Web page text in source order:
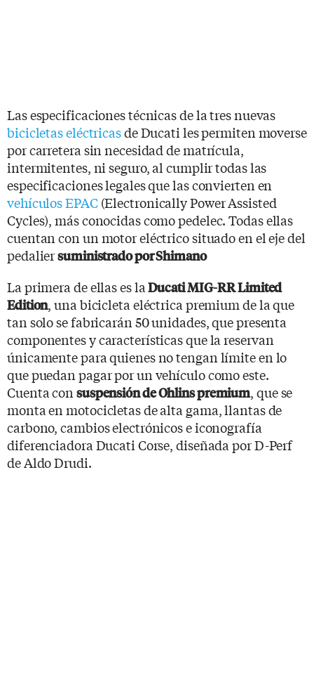
Las especificaciones técnicas de la tres nuevas
bicicletas eléctricasde Ducati les permiten moverse
por carretera sin necesidad de matrícula,
intermitentes, ni seguro, al cumplir todas las
especificaciones legales que las convierten en
vehículos EPAC(Electronically Power Assisted
Cycles), más conocidas como pedelec. Todas ellas
cuentan con un motor eléctrico situado en el eje del
pedaliersuministrado por Shimano
La primera de ellas es laDucati MIG-RR Limited
Edition, una bicicleta eléctrica premium de la que
tan solo se fabricarán 50 unidades, que presenta
componentes y características que la reservan
únicamente para quienes no tengan límite en lo
que puedan pagar por un vehículo como este.
Cuenta con suspensión de Ohlins premium, que se
monta en motocicletas de alta gama, llantas de
carbono, cambios electrónicos e iconografía
diferenciadora Ducati Corse, diseñada por D-Perf
de Aldo Drudi.